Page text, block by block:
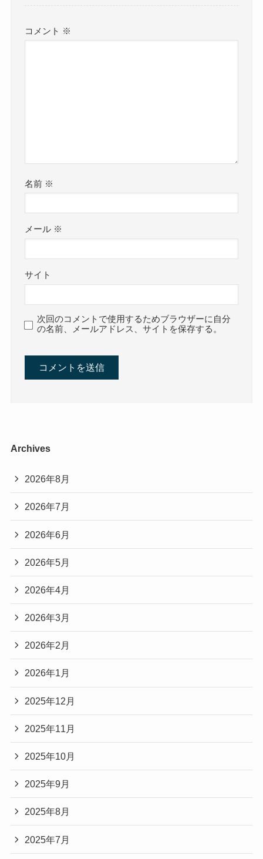
コメント ※
名前 ※
メール ※
サイト
次回のコメントで使用するためブラウザーに自分
の名前、メールアドレス、サイトを保存する。
Archives
2026年8月
2026年7月
2026年6月
2026年5月
2026年4月
2026年3月
2026年2月
2026年1月
2025年12月
2025年11月
2025年10月
2025年9月
2025年8月
2025年7月